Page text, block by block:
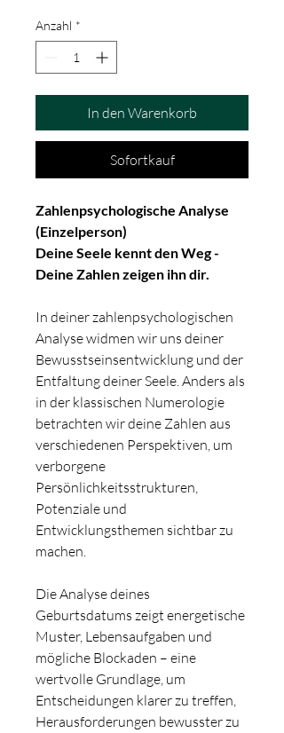
Anzahl *
In den Warenkorb
Sofortkauf
Zahlenpsychologische Analyse
(Einzelperson)
Deine Seele kennt den Weg -
Deine Zahlen zeigen ihn dir.
In deiner zahlenpsychologischen
Analyse widmen wir uns deiner
Bewusstseinsentwicklung und der
Entfaltung deiner Seele. Anders als
in der klassischen Numerologie
betrachten wir deine Zahlen aus
verschiedenen Perspektiven, um
verborgene
Persönlichkeitsstrukturen,
Potenziale und
Entwicklungsthemen sichtbar zu
machen.
Die Analyse deines
Geburtsdatums zeigt energetische
Muster, Lebensaufgaben und
mögliche Blockaden – eine
wertvolle Grundlage, um
Entscheidungen klarer zu treffen,
Herausforderungen bewusster zu